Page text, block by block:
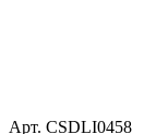
Арт. CSDLI0458